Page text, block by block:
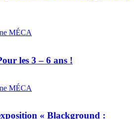
MÉCA
les 3 – 6 ans !
MÉCA
« Blackground :